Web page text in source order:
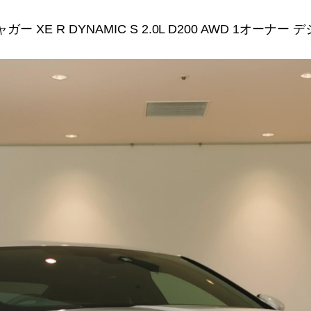
ガー XE R DYNAMIC S 2.0L D200 AWD 1オーナー デ